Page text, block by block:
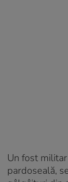
Un fost
pardoseală,